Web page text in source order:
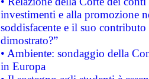
investimenti e alla promozione
soddisfacente e il suo
dimostrato?”
• Ambiente: sondaggio della
in Europa